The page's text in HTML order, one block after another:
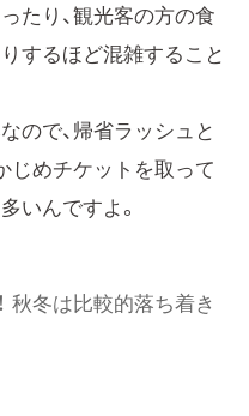
たり、観光客の方の食
するほど混雑すること
ので、帰省ラッシュと
じめチケットを取って
いんですよ。
冬は比較的落ち着き